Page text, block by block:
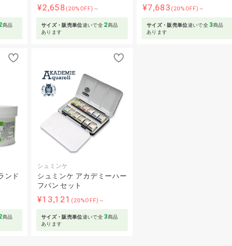
商品
¥2,658 (20%OFF)～
サイズ・販売単位違いで全 2商品
あります
¥7,683 (20%OFF)～
サイズ・販売単位違いで全 3商品
あります
ンド
商品
シュミンケ
シュミンケ アカデミーハー
フパン セット
¥13,121 (20%OFF)～
サイズ・販売単位違いで全 3商品
あります